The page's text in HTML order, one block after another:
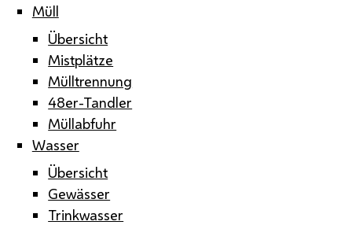
Müll
Übersicht
Mistplätze
Mülltrennung
48er-Tandler
Müllabfuhr
Wasser
Übersicht
Gewässer
Trinkwasser